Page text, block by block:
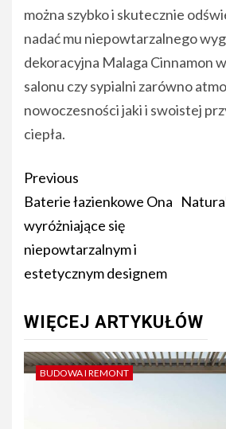
można szybko i skutecznie
nadać mu niepowtarzalnego
dekoracyjna Malaga Cinnamon
salonu czy sypialni zarówno
nowoczesności jaki i swoistej
ciepła.
Post
navigation
Previous
Baterie łazienkowe Ona
wyróżniające się
niepowtarzalnym i
estetycznym designem
WIĘCEJ ARTYKUŁÓW
BUDOWA I REMONT